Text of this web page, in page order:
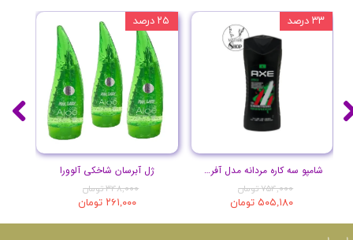
ژل آبرسان شاخکی آلوورا
۳۴۸,۰۰۰ تومان
۲۶۱,۰۰۰ تومان
۲۵ درصد
شامپو سه کاره مردانه مدل آفریقا حجم 400 میل
۷۵۴,۰۰۰ تومان
۵۰۵,۱۸۰ تومان
۳۳ درصد